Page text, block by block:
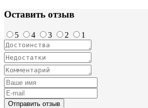
Оставить отзыв
5 4 3 2 1
Отправить отзыв